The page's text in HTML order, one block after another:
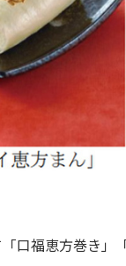
口福恵方巻き」